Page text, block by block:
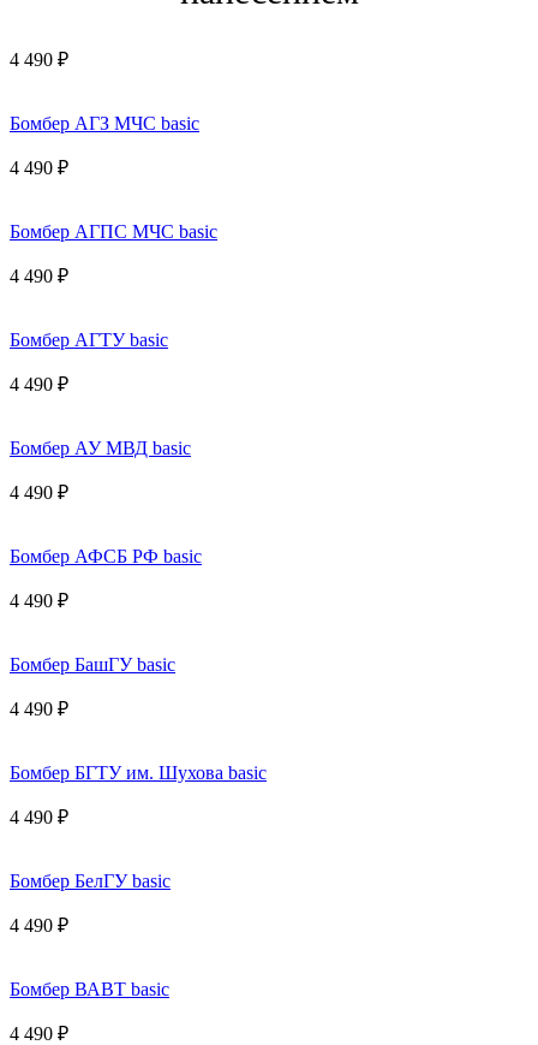
4 490 ₽
Бомбер АГЗ МЧС basic
4 490 ₽
Бомбер АГПС МЧС basic
4 490 ₽
Бомбер АГТУ basic
4 490 ₽
Бомбер АУ МВД basic
4 490 ₽
Бомбер АФСБ РФ basic
4 490 ₽
Бомбер БашГУ basic
4 490 ₽
Бомбер БГТУ им. Шухова basic
4 490 ₽
Бомбер БелГУ basic
4 490 ₽
Бомбер ВАВТ basic
4 490 ₽